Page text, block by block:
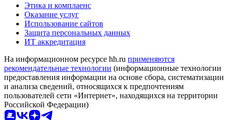
Этика и комплаенс
Оказание услуг
Использование сайтов
Защита персональных данных
ИТ аккредитация
На информационном ресурсе hh.ru применяются
рекомендательные технологии (информационные технологии
предоставления информации на основе сбора, систематизации
и анализа сведений, относящихся к предпочтениям
пользователей сети «Интернет», находящихся на территории
Российской Федерации)